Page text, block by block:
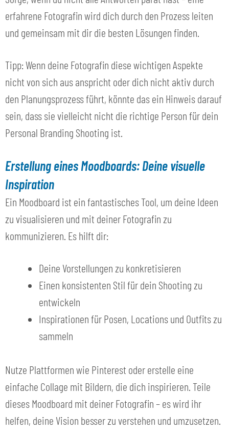
erfahrene Fotografin wird dich durch den Prozess leiten
und gemeinsam mit dir die besten Lösungen finden.
Tipp: Wenn deine Fotografin diese wichtigen Aspekte
nicht von sich aus anspricht oder dich nicht aktiv durch
den Planungsprozess führt, könnte das ein Hinweis darauf
sein, dass sie vielleicht nicht die richtige Person für dein
Personal Branding Shooting ist.
Erstellung eines Moodboards: Deine visuelle
Inspiration
Ein Moodboard ist ein fantastisches Tool, um deine Ideen
zu visualisieren und mit deiner Fotografin zu
kommunizieren. Es hilft dir:
Deine Vorstellungen zu konkretisieren
Einen konsistenten Stil für dein Shooting zu
entwickeln
Inspirationen für Posen, Locations und Outfits zu
sammeln
Nutze Plattformen wie Pinterest oder erstelle eine
einfache Collage mit Bildern, die dich inspirieren. Teile
dieses Moodboard mit deiner Fotografin – es wird ihr
helfen, deine Vision besser zu verstehen und umzusetzen.